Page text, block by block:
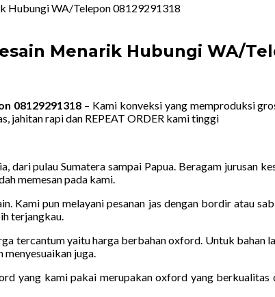
Hubungi WA/Telepon 08129291318
Menarik Hubungi WA/
08129291318 – Kami konveksi yang memproduksi
jahitan rapi dan REPEAT ORDER kami tinggi
pulau Sumatera sampai Papua. Beragam jurusan
memesan pada kami.
Kami pun melayani pesanan jas dengan bordir atau
terjangkau.
tercantum yaitu harga berbahan oxford. Untuk bahan
juga.
yang kami pakai merupakan oxford yang berkualitas